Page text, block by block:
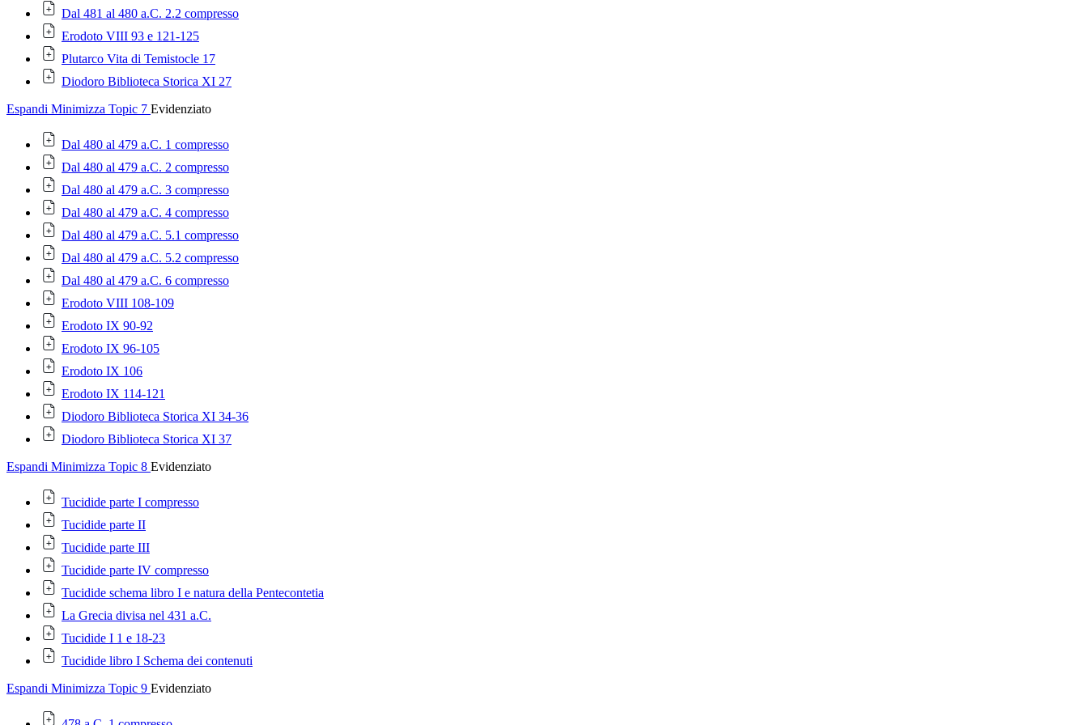
Dal 481 al 480 a.C. 2.2 compresso
Erodoto VIII 93 e 121-125
Plutarco Vita di Temistocle 17
Diodoro Biblioteca Storica XI 27
Espandi Minimizza Topic 7 Evidenziato
Dal 480 al 479 a.C. 1 compresso
Dal 480 al 479 a.C. 2 compresso
Dal 480 al 479 a.C. 3 compresso
Dal 480 al 479 a.C. 4 compresso
Dal 480 al 479 a.C. 5.1 compresso
Dal 480 al 479 a.C. 5.2 compresso
Dal 480 al 479 a.C. 6 compresso
Erodoto VIII 108-109
Erodoto IX 90-92
Erodoto IX 96-105
Erodoto IX 106
Erodoto IX 114-121
Diodoro Biblioteca Storica XI 34-36
Diodoro Biblioteca Storica XI 37
Espandi Minimizza Topic 8 Evidenziato
Tucidide parte I compresso
Tucidide parte II
Tucidide parte III
Tucidide parte IV compresso
Tucidide schema libro I e natura della Pentecontetia
La Grecia divisa nel 431 a.C.
Tucidide I 1 e 18-23
Tucidide libro I Schema dei contenuti
Espandi Minimizza Topic 9 Evidenziato